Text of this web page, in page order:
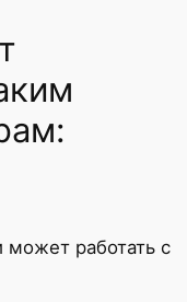
может работать с